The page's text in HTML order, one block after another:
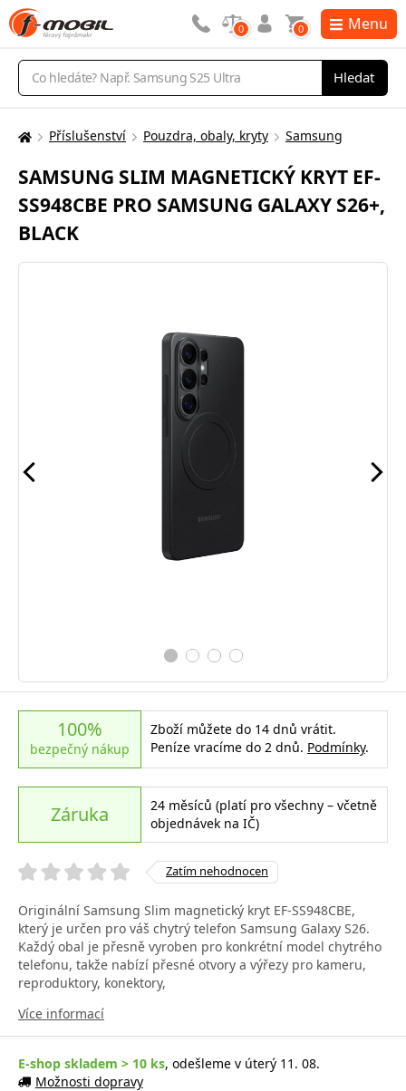
Vyhledávání
Hledat
0 0 Menu
Zde
nacházíte:
Příslušenství Pouzdra, obaly, kryty Samsung
SAMSUNG SLIM MAGNETICKÝ KRYT EF-
SS948CBE PRO SAMSUNG GALAXY S26+,
BLACK
100%
bezpečný nákup
Zboží můžete do 14 dnů vrátit.
Peníze vracíme do 2 dnů. Podmínky.
Záruka
24 měsíců (platí pro všechny – včetně
objednávek na IČ)
Zatím nehodnocen
Originální Samsung Slim magnetický kryt EF-SS948CBE,
který je určen pro váš chytrý telefon Samsung Galaxy S26.
Každý obal je přesně vyroben pro konkrétní model chytrého
telefonu, takže nabízí přesné otvory a výřezy pro kameru,
reproduktory, konektory,
Více informací
E-shop skladem > 10 ks, odešleme v úterý 11. 08.
Možnosti dopravy